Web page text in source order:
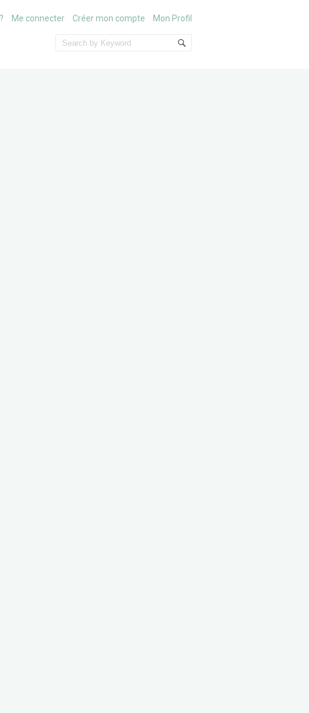
Me connecter Créer mon compte Mon Profil